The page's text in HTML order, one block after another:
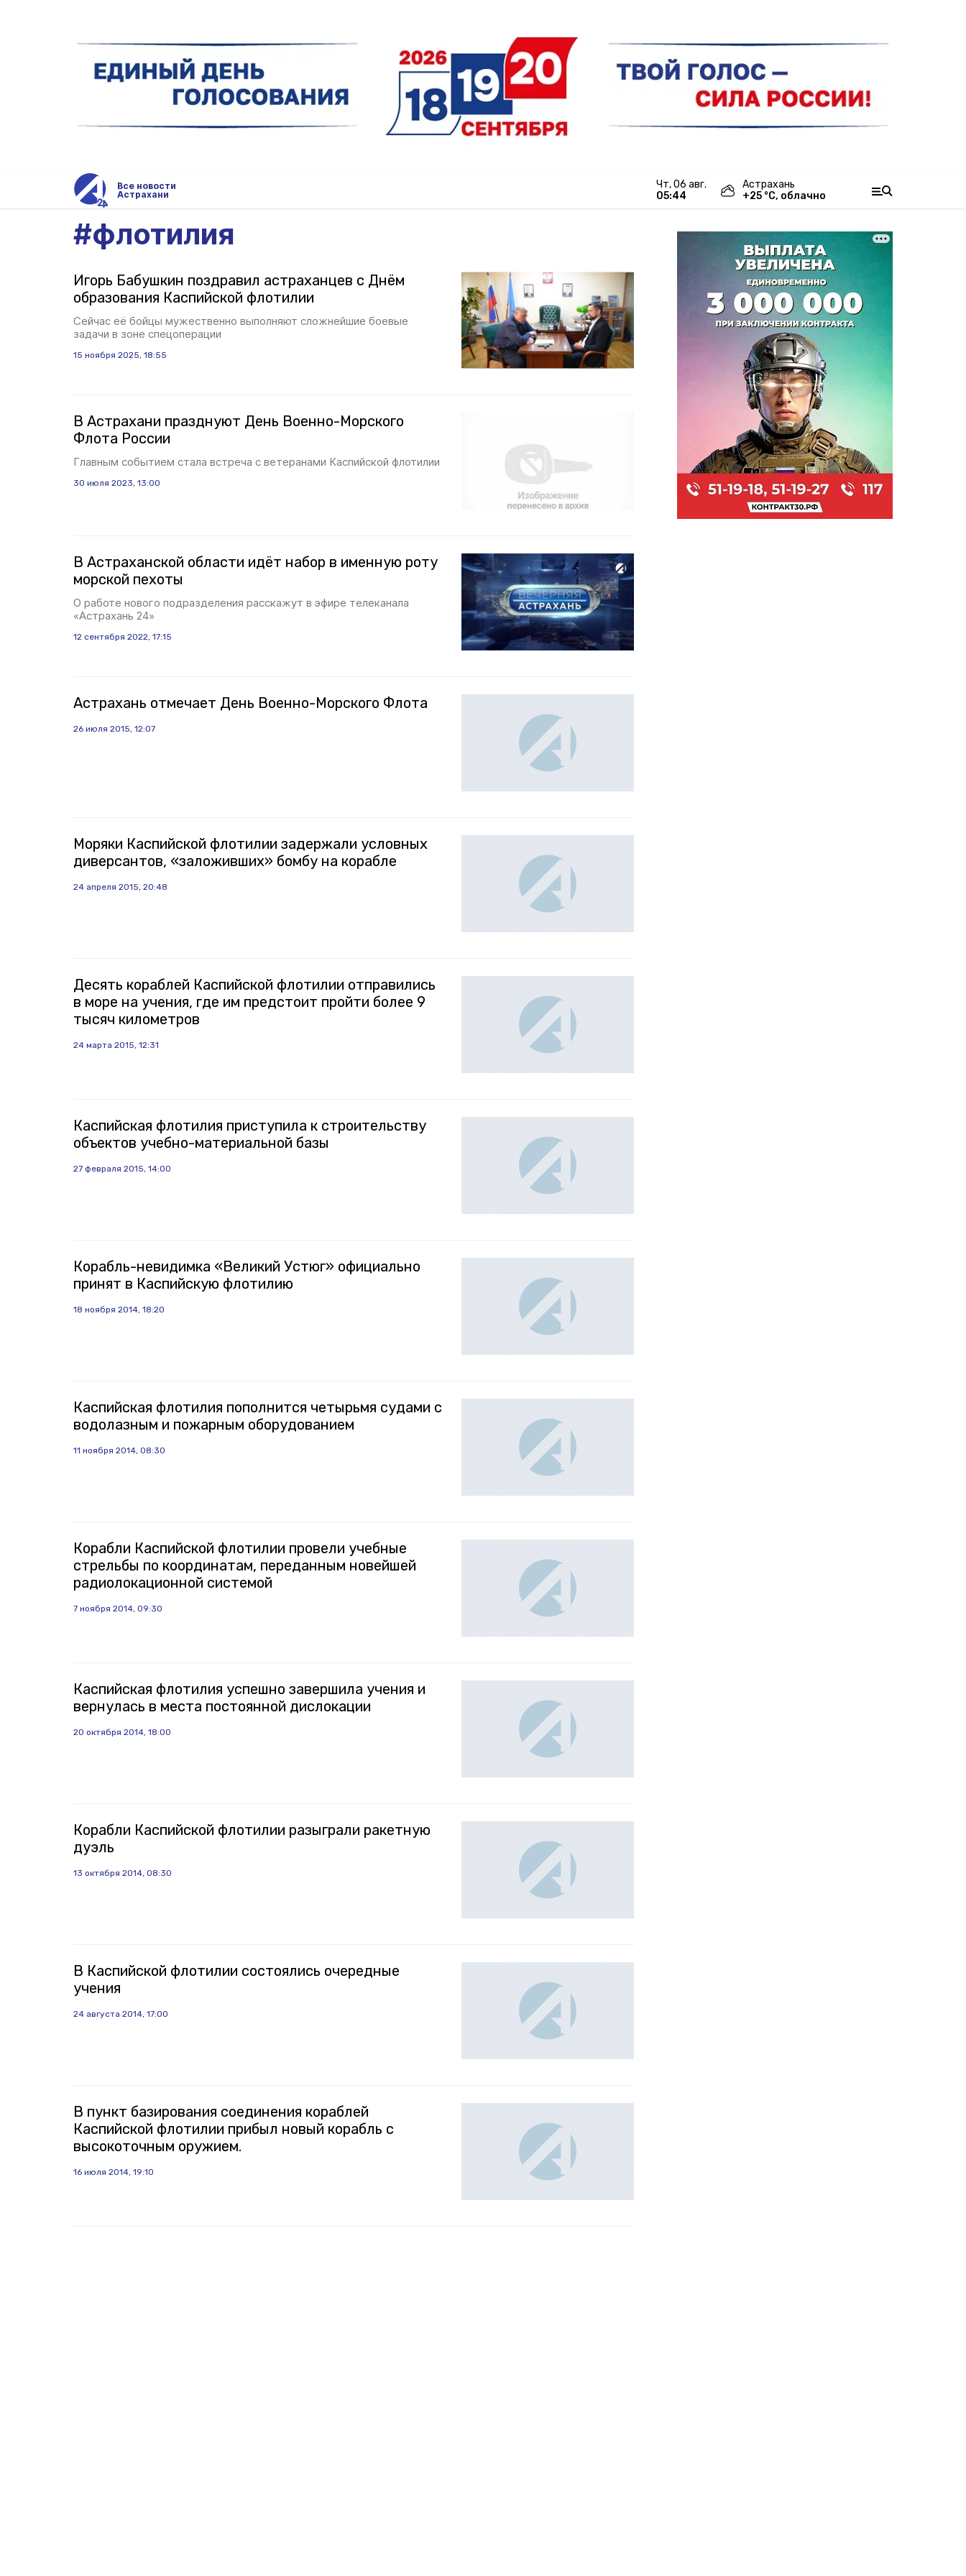
Все новости
Астрахани
чт, 06 авг.
05:44
Астрахань
+25 °С, облачно
#флотилия
Игорь Бабушкин поздравил астраханцев с Днём
образования Каспийской флотилии
Сейчас её бойцы мужественно выполняют сложнейшие боевые
задачи в зоне спецоперации
15 ноября 2025, 18:55
В Астрахани празднуют День Военно-Морского
Флота России
Главным событием стала встреча с ветеранами Каспийской флотилии
30 июля 2023, 13:00
В Астраханской области идёт набор в именную роту
морской пехоты
О работе нового подразделения расскажут в эфире телеканала
«Астрахань 24»
12 сентября 2022, 17:15
Астрахань отмечает День Военно-Морского Флота
26 июля 2015, 12:07
Моряки Каспийской флотилии задержали условных
диверсантов, «заложивших» бомбу на корабле
24 апреля 2015, 20:48
Десять кораблей Каспийской флотилии отправились
в море на учения, где им предстоит пройти более 9
тысяч километров
24 марта 2015, 12:31
Каспийская флотилия приступила к строительству
объектов учебно-материальной базы
27 февраля 2015, 14:00
Корабль-невидимка «Великий Устюг» официально
принят в Каспийскую флотилию
18 ноября 2014, 18:20
Каспийская флотилия пополнится четырьмя судами с
водолазным и пожарным оборудованием
11 ноября 2014, 08:30
Корабли Каспийской флотилии провели учебные
стрельбы по координатам, переданным новейшей
радиолокационной системой
7 ноября 2014, 09:30
Каспийская флотилия успешно завершила учения и
вернулась в места постоянной дислокации
20 октября 2014, 18:00
Корабли Каспийской флотилии разыграли ракетную
дуэль
13 октября 2014, 08:30
В Каспийской флотилии состоялись очередные
учения
24 августа 2014, 17:00
В пункт базирования соединения кораблей
Каспийской флотилии прибыл новый корабль с
высокоточным оружием.
16 июля 2014, 19:10